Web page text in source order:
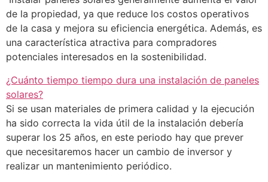
de la propiedad, ya que reduce los costos operativos
de la casa y mejora su eficiencia energética. Además, es
una característica atractiva para compradores
potenciales interesados en la sostenibilidad.
¿Cuánto tiempo tiempo dura una instalación de paneles
solares?
Si se usan materiales de primera calidad y la ejecución
ha sido correcta la vida útil de la instalación debería
superar los 25 años, en este periodo hay que prever
que necesitaremos hacer un cambio de inversor y
realizar un mantenimiento periódico.